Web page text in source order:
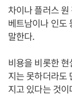
차이나 플러스
베트남이나 인도
말한다.
비용을 비롯한
지는 못하더라도
지고 있다는 것이